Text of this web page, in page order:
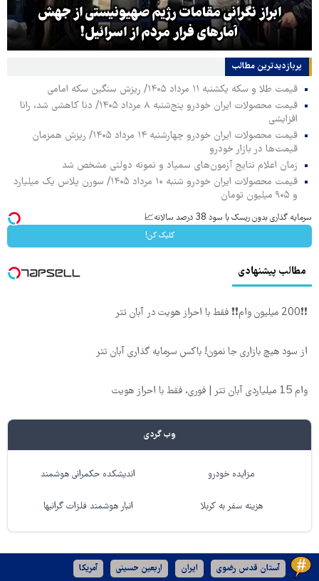
ابراز نگرانی مقامات رژیم صهیونیستی از جهش
آمارهای فرار مردم از اسرائیل!
پربازدیدترین‌ مطالب
قیمت طلا و سکه یکشنبه ۱۱ مرداد ۱۴۰۵/ ریزش سنگین سکه امامی
قیمت محصولات ایران خودرو پنج‌شنبه ۸ مرداد ۱۴۰۵/ دنا کاهشی شد، رانا
افزایشی
قیمت محصولات ایران خودرو چهارشنبه ۱۴ مرداد ۱۴۰۵/ ریزش همزمان
قیمت‌ها در بازار خودرو
زمان اعلام نتایج آزمون‌های سمپاد و نمونه دولتی مشخص شد
قیمت محصولات ایران خودرو شنبه ۱۰ مرداد ۱۴۰۵/ سورن پلاس یک میلیارد
و ۹۰۵ میلیون تومان
سرمایه گذاری بدون ریسک با سود 38 درصد سالانه📈
کلیک کن!
مطالب پیشنهادی
❗❗200 میلیون وام❗❗ فقط با احراز هویت در آبان تتر
از سود هیچ بازاری جا نمون! باکس سرمایه گذاری آبان تتر
وام 15 میلیاردی آبان تتر | فوری، فقط با احراز هویت
وب گردی
مزایده خودرو اندیشکده حکمرانی هوشمند
هزینه سفر به کربلا انبار هوشمند فلزات گرانبها
آستان قدس رضوی ایران اربعین حسینی آمریکا